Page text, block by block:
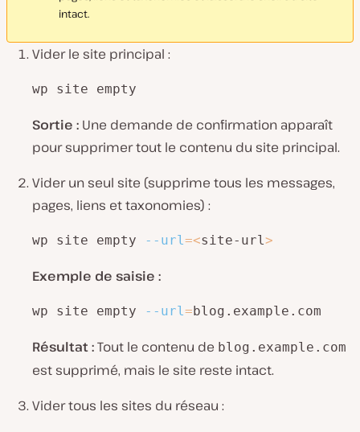
intact.
Vider le site principal :
wp site empty
Sortie : Une demande de confirmation apparaît
pour supprimer tout le contenu du site principal.
Vider un seul site (supprime tous les messages,
pages, liens et taxonomies) :
wp site empty --url=<site-url>
Exemple de saisie :
wp site empty --url=blog.example.com
Résultat :Tout le contenu de blog.example.com
est supprimé, mais le site reste intact.
Vider tous les sites du réseau :